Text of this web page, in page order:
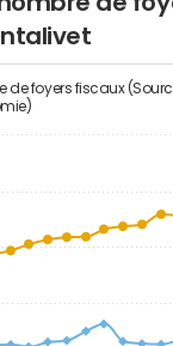
de foyers fiscaux